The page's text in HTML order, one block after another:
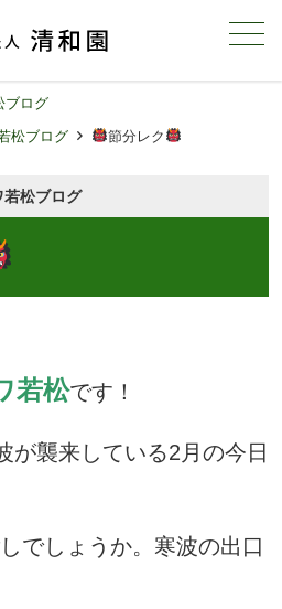
メニュー
ブログ
松ブログ
節分レク
若松ブログ
若松です！
が襲来している2月の今日
でしょうか。 寒波の出口